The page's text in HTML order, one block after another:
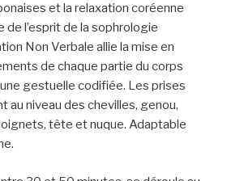
et la relaxation coréenne
de l’esprit de la sophrologie
Non Verbale allie la mise en
de chaque partie du corps
gestuelle codifiée. Les prises
au niveau des chevilles, genou,
tête et nuque. Adaptable